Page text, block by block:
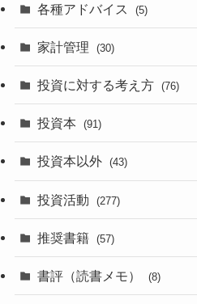
各種アドバイス (5)
家計管理 (30)
投資に対する考え方 (76)
投資本 (91)
投資本以外 (43)
投資活動 (277)
推奨書籍 (57)
書評（読書メモ） (8)